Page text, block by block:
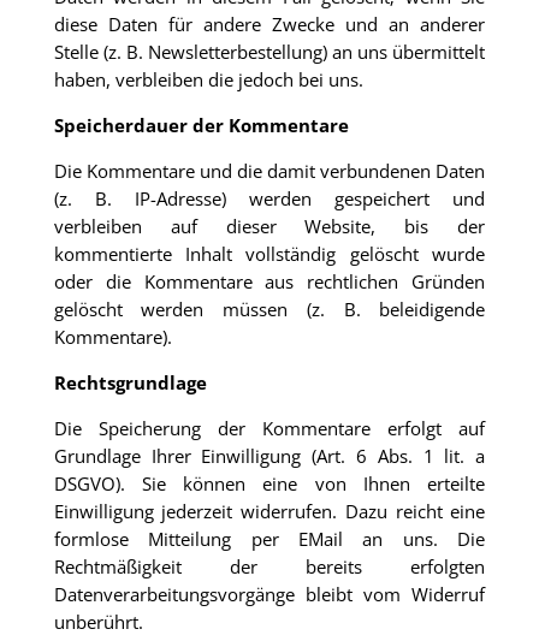
diese Daten für andere Zwecke und an anderer
Stelle (z. B. Newsletterbestellung) an uns übermittelt
haben, verbleiben die jedoch bei uns.
Speicherdauer der Kommentare
Die Kommentare und die damit verbundenen Daten
(z. B. IP-Adresse) werden gespeichert und
verbleiben auf dieser Website, bis der
kommentierte Inhalt vollständig gelöscht wurde
oder die Kommentare aus rechtlichen Gründen
gelöscht werden müssen (z. B. beleidigende
Kommentare).
Rechtsgrundlage
Die Speicherung der Kommentare erfolgt auf
Grundlage Ihrer Einwilligung (Art. 6 Abs. 1 lit. a
DSGVO). Sie können eine von Ihnen erteilte
Einwilligung jederzeit widerrufen. Dazu reicht eine
formlose Mitteilung per EMail an uns. Die
Rechtmäßigkeit der bereits erfolgten
Datenverarbeitungsvorgänge bleibt vom Widerruf
unberührt.